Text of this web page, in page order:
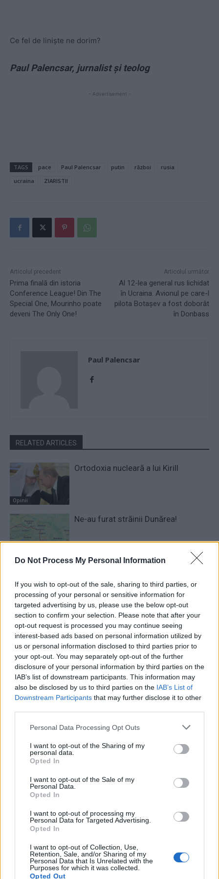
Do Not Process My Personal Information
If you wish to opt-out of the sale, sharing to third parties, or
processing of your personal or sensitive information for
targeted advertising by us, please use the below opt-out
section to confirm your selection. Please note that after your
opt-out request is processed you may continue seeing
interest-based ads based on personal information utilized by
us or personal information disclosed to third parties prior to
your opt-out. You may separately opt-out of the further
disclosure of your personal information by third parties on the
IAB’s list of downstream participants. This information may
also be disclosed by us to third parties on the IAB’s List of
Downstream Participants that may further disclose it to other
Personal Data Processing Opt Outs
I want to opt-out of the Sharing of my
personal data.
Opted In
I want to opt-out of the Sale of my
Personal Data.
Opted In
I want to opt-out of processing my
Personal Data for Targeted Advertising.
Opted In
I want to opt-out of Collection, Use,
Retention, Sale, and/or Sharing of my
Personal Data that Is Unrelated with the
Purposes for which it was collected.
Opted Out
Ce fel de liniște ne dorim?
Paul Palencsar, jurnalist și teolog
- Advertisement -
TAGS pace Paul Palencsar putin război
rusia
ucraina
ZIARISTII
Articolul precedent
Prima finală din istoria
Conference League! Din The
Special One, Mourinho poate
deveni The Only One!
Articolul următor
Al 12-lea general rus lichidat
în Ucraina. Avionul pe care-l
pilota Botașev a fost doborât
în Donbass
Paul Palencsar
RELATED ARTICLES
Opinii
Ortodoxia nucleară a lui Kirill
Ne-au furat străinii Dunărea!
Dosar
filetist (2): de ce s-a transformat
BOR într-o tribună a propagandei
naționalist-filetiste și putiniste
1 COMENTARIU
Adriana Negruti miercuri, 25 mai 2022 La 0.28
Exceptional scris. Traim momente foarte dureroase
ale omenirii in care se releva cata lasitate a fost
perpetuata in lume si ce turme infricosate contine
LĂSAȚI UN MESAJ
Comentariu: